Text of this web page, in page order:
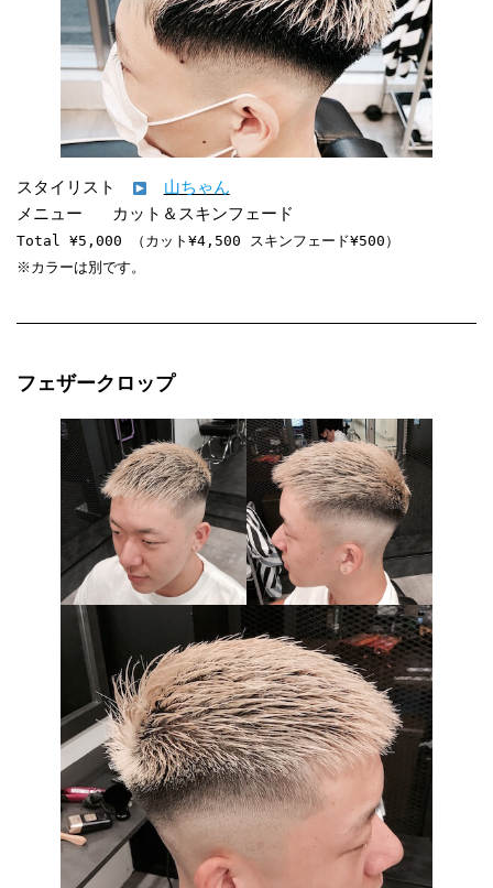
スタイリスト
山ちゃん
Total ¥5,000 （カット¥4,500 スキンフェード¥500）
※カラーは別です。
フェザークロップ